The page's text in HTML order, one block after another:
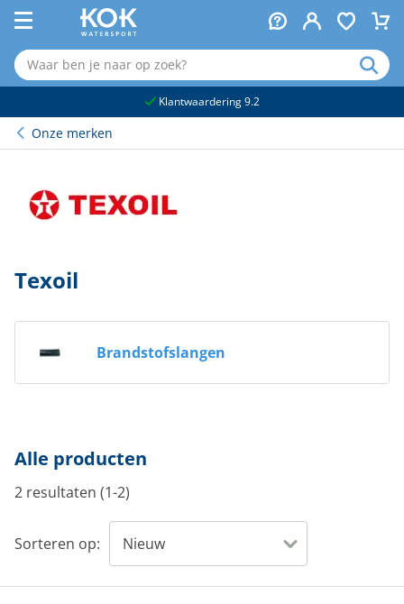
Klantwaardering 9.2
Onze merken
Texoil
Brandstofslangen
Alle producten
2 resultaten (1-2)
Sorteren op: